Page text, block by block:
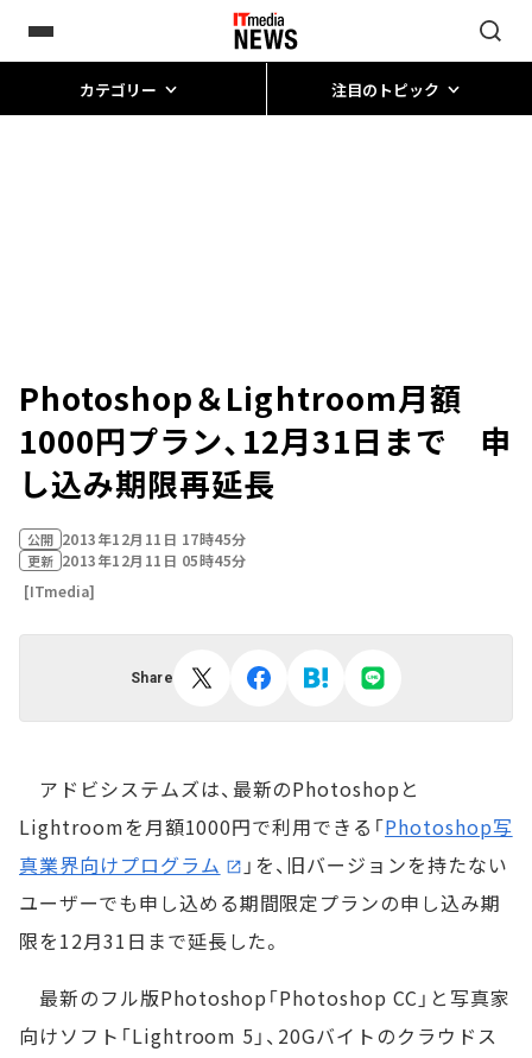
カテゴリー 注目のトピック
Photoshop＆Lightroom月額
1000円プラン、12月31日まで 申
し込み期限再延長
公開 2013年12月11日 17時45分
更新 2013年12月11日 05時45分
[ITmedia]
Share
アドビシステムズは、最新のPhotoshopと
Lightroomを月額1000円で利用できる「Photoshop写
真業界向けプログラム
」を、旧バージョンを持たない
ユーザーでも申し込める期間限定プランの申し込み期
限を12月31日まで延長した。
最新のフル版Photoshop「Photoshop CC」と写真家
向けソフト「Lightroom 5」、20Gバイトのクラウドス